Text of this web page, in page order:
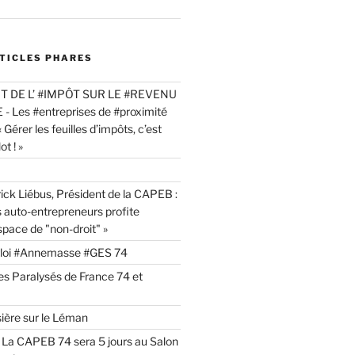
PHARES
DE L’ #IMPÔT SUR LE #REVENU
- Les #entreprises de #proximité
les feuilles d’impôts, c’est
! »
Liébus, Président de la CAPEB :
auto-entrepreneurs profite
de "non-droit" »
#Annemasse #GES 74
Paralysés de France 74 et
sur le Léman
La CAPEB 74 sera 5 jours au Salon